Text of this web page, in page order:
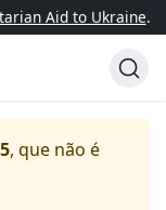
Aid to Ukraine.
, que não é